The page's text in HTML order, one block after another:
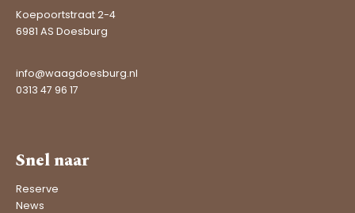
Koepoortstraat 2-4
6981 AS Doesburg
info@waagdoesburg.nl
0313 47 96 17
Snel naar
Reserve
News